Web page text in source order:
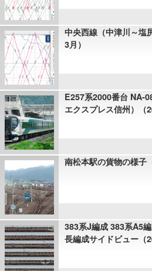
中央西線（中津川～塩
3月）
E257系2000番台 NA-
エクスプレス信州）（
南松本駅の貨物の様子
383系J編成 383系A5
長編成サイドビュー（